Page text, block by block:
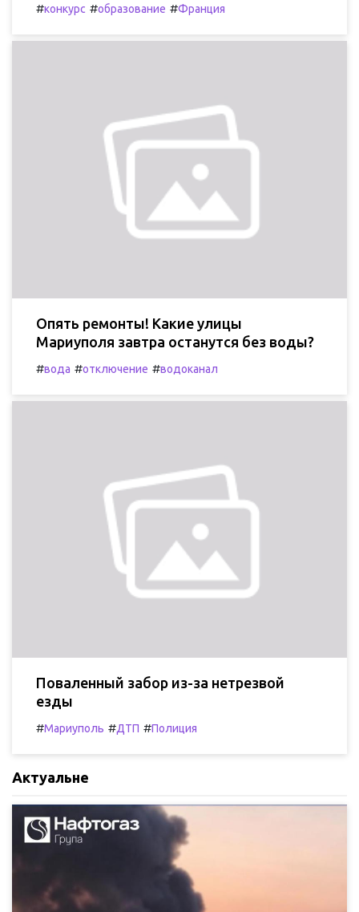
#конкурс #образование #Франция
Опять ремонты! Какие улицы
Мариуполя завтра останутся без воды?
#вода #отключение #водоканал
Поваленный забор из-за нетрезвой
езды
#Мариуполь #ДТП #Полиция
Актуальне